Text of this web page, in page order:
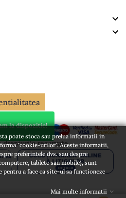


drepturile rezervate
la dispozitie!
poate stoca sau prelua informatii in
"cookie-urilor". Aceste informatii,
preferintele dvs. sau despre
tablete sau mobile), sunt
a face ca site-ul sa functioneze
Mai multe informatii